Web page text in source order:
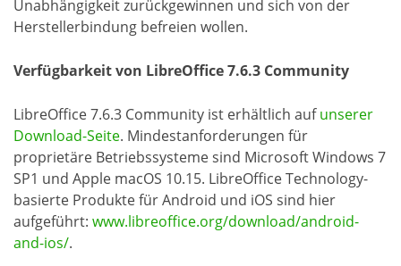
Unabhängigkeit zurückgewinnen und sich von der
Herstellerbindung befreien wollen.
Verfügbarkeit von LibreOffice 7.6.3 Community
LibreOffice 7.6.3 Community ist erhältlich aufunserer
Download-Seite. Mindestanforderungen für
proprietäre Betriebssysteme sind Microsoft Windows 7
SP1 und Apple macOS 10.15. LibreOffice Technology-
basierte Produkte für Android und iOS sind hier
aufgeführt: www.libreoffice.org/download/android-
and-ios/.